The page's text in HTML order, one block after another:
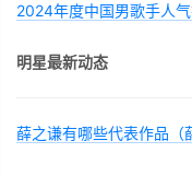
2024年度中国男歌手人
明星最新动态
薛之谦有哪些代表作品（